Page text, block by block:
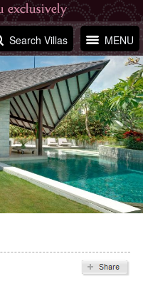
MENU
Search Villas